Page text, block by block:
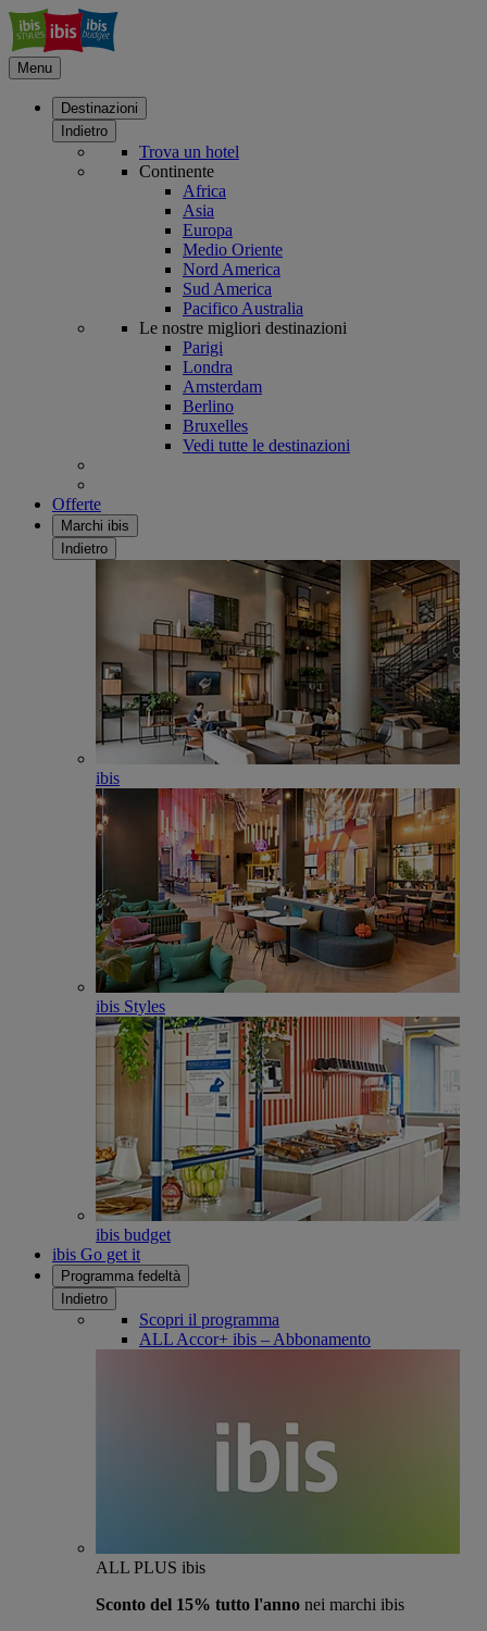
Menu
Destinazioni
Indietro
Trova un hotel
Continente
Africa
Asia
Europa
Medio Oriente
Nord America
Sud America
Pacifico Australia
Le nostre migliori destinazioni
Parigi
Londra
Amsterdam
Berlino
Bruxelles
Vedi tutte le destinazioni
Offerte
Marchi ibis
Indietro
ibis
ibis Styles
ibis budget
ibis Go get it
Programma fedeltà
Indietro
Scopri il programma
ALL Accor+ ibis – Abbonamento
ALL PLUS ibis
Sconto del 15% tutto l'anno nei marchi ibis